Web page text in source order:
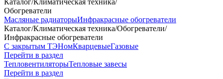
Каталог/Климатическая техника/
Обогреватели
Масляные радиаторыИнфракрасные обогреватели
Каталог/Климатическая техника/Обогреватели/
Инфракрасные обогреватели
С закрытым ТЭНомКварцевыеГазовые
Перейти в раздел
ТепловентиляторыТепловые завесы
Перейти в раздел